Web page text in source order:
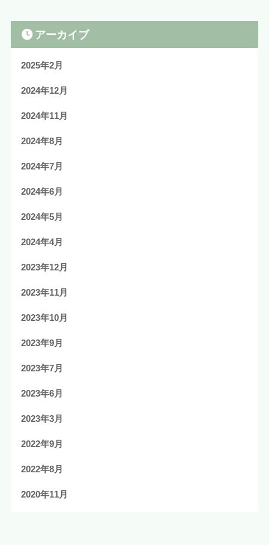
アーカイブ
2025年2月
2024年12月
2024年11月
2024年8月
2024年7月
2024年6月
2024年5月
2024年4月
2023年12月
2023年11月
2023年10月
2023年9月
2023年7月
2023年6月
2023年3月
2022年9月
2022年8月
2020年11月